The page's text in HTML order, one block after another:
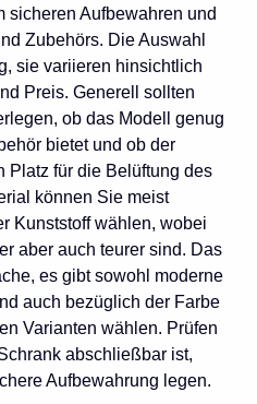
sicheren Aufbewahren und
Zubehörs. Die Auswahl
sie variieren hinsichtlich
Preis. Generell sollten
ob das Modell genug
bietet und ob der
Platz für die Belüftung des
können Sie meist
Kunststoff wählen, wobei
aber auch teurer sind. Das
es gibt sowohl moderne
auch bezüglich der Farbe
Varianten wählen. Prüfen
abschließbar ist,
Aufbewahrung legen.